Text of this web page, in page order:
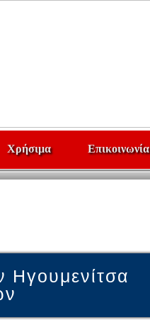
Χρήσιμα Επικοινωνία
Ηγουμενίτσα